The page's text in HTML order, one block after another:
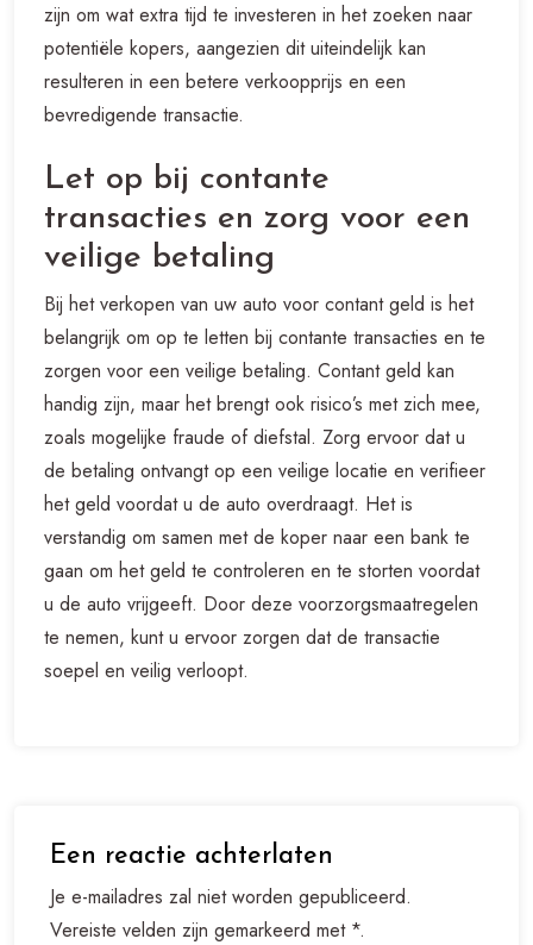
zijn om wat extra tijd te investeren in het zoeken naar
potentiële kopers, aangezien dit uiteindelijk kan
resulteren in een betere verkoopprijs en een
bevredigende transactie.
Let op bij contante
transacties en zorg voor een
veilige betaling
Bij het verkopen van uw auto voor contant geld is het
belangrijk om op te letten bij contante transacties en te
zorgen voor een veilige betaling. Contant geld kan
handig zijn, maar het brengt ook risico’s met zich mee,
zoals mogelijke fraude of diefstal. Zorg ervoor dat u
de betaling ontvangt op een veilige locatie en verifieer
het geld voordat u de auto overdraagt. Het is
verstandig om samen met de koper naar een bank te
gaan om het geld te controleren en te storten voordat
u de auto vrijgeeft. Door deze voorzorgsmaatregelen
te nemen, kunt u ervoor zorgen dat de transactie
soepel en veilig verloopt.
Een reactie achterlaten
Je e-mailadres zal niet worden gepubliceerd.
Vereiste velden zijn gemarkeerd met *.